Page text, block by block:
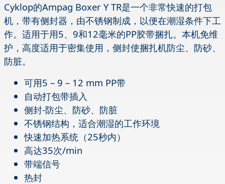
Cyklop的Ampag Boxer Y TR是一个非常快速的打包
机，带有侧封器，由不锈钢制成，以便在潮湿条件下工
作。适用于用5、9和12毫米的PP胶带捆扎。本机免维
护，高度适用于密集使用，侧封使捆扎机防尘、防砂、
防脏。
可用5 – 9 – 12 mm PP带
自动打包带插入
侧封-防尘、防砂、防脏
不锈钢结构，适合潮湿的工作环境
快速加热系统（25秒内）
高达35次/min
带端信号
热封